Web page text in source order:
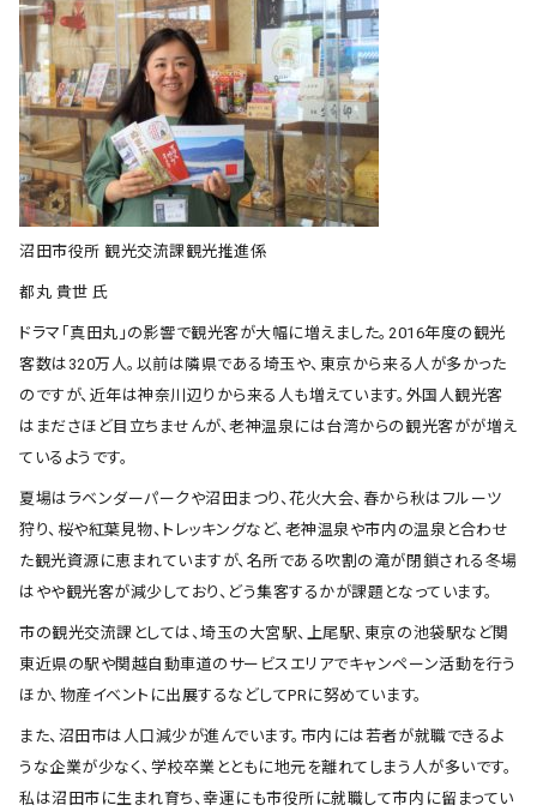
沼田市役所 観光交流課観光推進係
都丸 貴世 氏
ドラマ「真田丸」の影響で観光客が大幅に増えました。2016年度の観光
客数は320万人。以前は隣県である埼玉や、東京から来る人が多かった
のですが、近年は神奈川辺りから来る人も増えています。外国人観光客
はまださほど目立ちませんが、老神温泉には台湾からの観光客がが増え
ているようです。
夏場はラベンダーパークや沼田まつり、花火大会、春から秋はフルーツ
狩り、桜や紅葉見物、トレッキングなど、老神温泉や市内の温泉と合わせ
た観光資源に恵まれていますが、名所である吹割の滝が閉鎖される冬場
はやや観光客が減少しており、どう集客するかが課題となっています。
市の観光交流課としては、埼玉の大宮駅、上尾駅、東京の池袋駅など関
東近県の駅や関越自動車道のサービスエリアでキャンペーン活動を行う
ほか、物産イベントに出展するなどしてPRに努めています。
また、沼田市は人口減少が進んでいます。市内には若者が就職できるよ
うな企業が少なく、学校卒業とともに地元を離れてしまう人が多いです。
私は沼田市に生まれ育ち、幸運にも市役所に就職して市内に留まってい